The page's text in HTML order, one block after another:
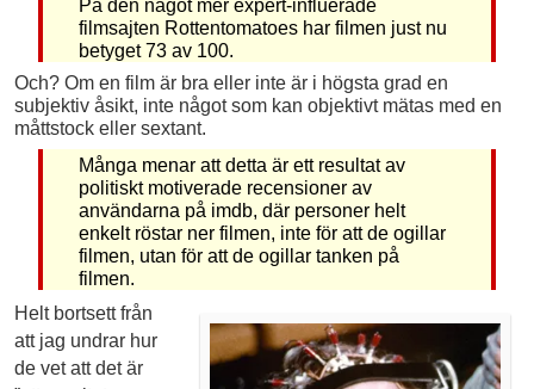
På den något mer expert-influerade
filmsajten Rottentomatoes har filmen just nu
betyget 73 av 100.
Och? Om en film är bra eller inte är i högsta grad en
subjektiv åsikt, inte något som kan objektivt mätas med en
måttstock eller sextant.
Många menar att detta är ett resultat av
politiskt motiverade recensioner av
användarna på imdb, där personer helt
enkelt röstar ner filmen, inte för att de ogillar
filmen, utan för att de ogillar tanken på
filmen.
Helt bortsett från
att jag undrar hur
de vet att det är